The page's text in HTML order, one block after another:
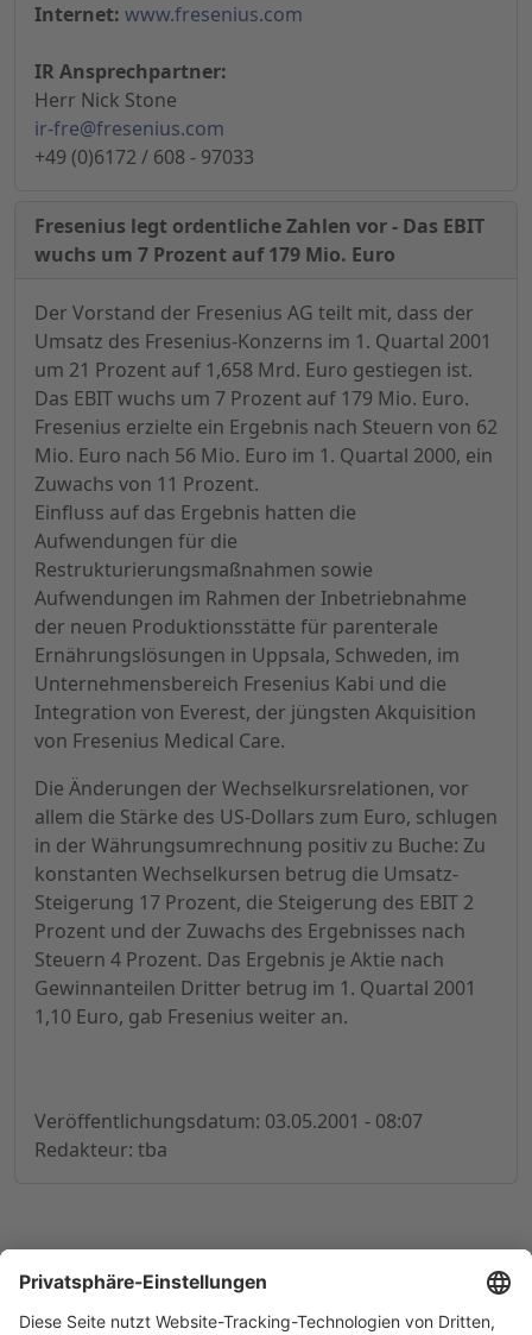
Internet: www.fresenius.com
IR Ansprechpartner:
Herr Nick Stone
ir-fre@fresenius.com
+49 (0)6172 / 608 - 97033
Fresenius legt ordentliche Zahlen vor - Das EBIT
wuchs um 7 Prozent auf 179 Mio. Euro
Der Vorstand der Fresenius AG teilt mit, dass der
Umsatz des Fresenius-Konzerns im 1. Quartal 2001
um 21 Prozent auf 1,658 Mrd. Euro gestiegen ist.
Das EBIT wuchs um 7 Prozent auf 179 Mio. Euro.
Fresenius erzielte ein Ergebnis nach Steuern von 62
Mio. Euro nach 56 Mio. Euro im 1. Quartal 2000, ein
Zuwachs von 11 Prozent.
Einfluss auf das Ergebnis hatten die
Aufwendungen für die
Restrukturierungsmaßnahmen sowie
Aufwendungen im Rahmen der Inbetriebnahme
der neuen Produktionsstätte für parenterale
Ernährungslösungen in Uppsala, Schweden, im
Unternehmensbereich Fresenius Kabi und die
Integration von Everest, der jüngsten Akquisition
von Fresenius Medical Care.
Die Änderungen der Wechselkursrelationen, vor
allem die Stärke des US-Dollars zum Euro, schlugen
in der Währungsumrechnung positiv zu Buche: Zu
konstanten Wechselkursen betrug die Umsatz-
Steigerung 17 Prozent, die Steigerung des EBIT 2
Prozent und der Zuwachs des Ergebnisses nach
Steuern 4 Prozent. Das Ergebnis je Aktie nach
Gewinnanteilen Dritter betrug im 1. Quartal 2001
1,10 Euro, gab Fresenius weiter an.
Veröffentlichungsdatum: 03.05.2001 - 08:07
Redakteur: tba
© 1998-2026by GSC Research GmbH
Datenschutz